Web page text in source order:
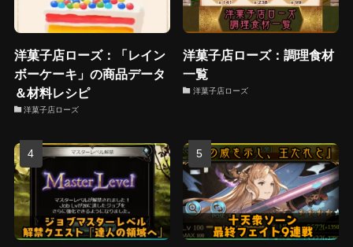
洋菓子店ローズ：「レイン
ボーケーキ」の商品データ
＆材料レシピ
洋菓子店ローズ
洋菓子店ローズ：調理食材
一覧
洋菓子店ローズ